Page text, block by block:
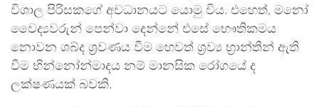
විශාල පිරිසකගේ අවධානයට යොමු විය. එහෙත්, මනෝ
වෛද්‍යවරුන් පෙන්වා දෙන්නේ එසේ භෞතිකමය
නොවන ශබ්ද ශ්‍රවණය වීම හෙවත් ශ්‍රව්‍ය භ්‍රාන්තීන් ඇති
වීම භින්නෝන්මාදය නම් මානසික රෝගයේ ද
ලක්ෂණයක් බවකි.